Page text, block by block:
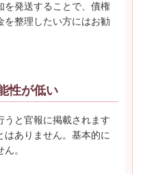
を発送することで、債権
を整理したい方にはお勧
性が低い
うと官報に掲載されます
ありません。基本的に
。